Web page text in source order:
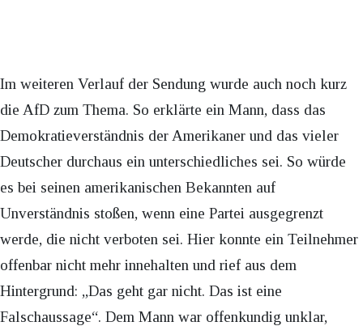
Im weiteren Verlauf der Sendung wurde auch noch kurz
die AfD zum Thema. So erklärte ein Mann, dass das
Demokratieverständnis der Amerikaner und das vieler
Deutscher durchaus ein unterschiedliches sei. So würde
es bei seinen amerikanischen Bekannten auf
Unverständnis stoßen, wenn eine Partei ausgegrenzt
werde, die nicht verboten sei. Hier konnte ein Teilnehmer
offenbar nicht mehr innehalten und rief aus dem
Hintergrund: „Das geht gar nicht. Das ist eine
Falschaussage“. Dem Mann war offenkundig unklar,